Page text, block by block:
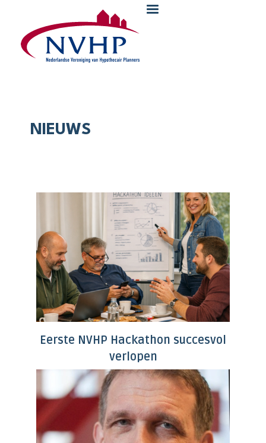
Overslaan en naar de inhoud gaan
NIEUWS
Eerste NVHP Hackathon succesvol
verlopen